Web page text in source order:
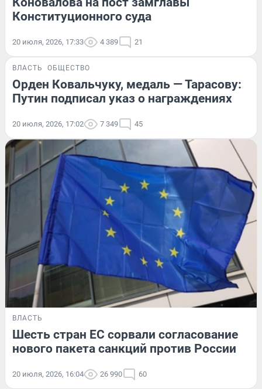
Конституционного суда
20 июля, 2026, 17:33 4 389 21
ВЛАСТЬ ОБЩЕСТВО
Орден Ковальчуку, медаль — Тарасову:
Путин подписал указ о награждениях
20 июля, 2026, 17:02 7 349 45
ВЛАСТЬ
Шесть стран ЕС сорвали согласование
нового пакета санкций против России
20 июля, 2026, 16:04 26 990 60